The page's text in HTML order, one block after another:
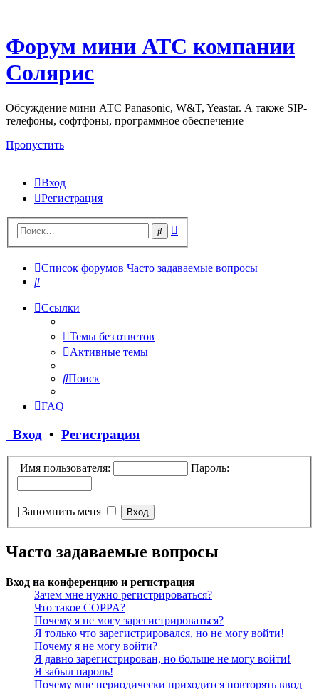
Форум мини АТС компании
Солярис
Обсуждение мини АТС Panasonic, W&T, Yeastar. А также SIP-
телефоны, софтфоны, программное обеспечение
Пропустить
Вход
Регистрация
Поиск
Список форумов Часто задаваемые вопросы
Поиск
Ссылки
Темы без ответов
Активные темы
Поиск
FAQ
Вход • Регистрация
Имя пользователя: Пароль:
| Запомнить меня
Часто задаваемые вопросы
Вход на конференцию и регистрация
Зачем мне нужно регистрироваться?
Что такое COPPA?
Почему я не могу зарегистрироваться?
Я только что зарегистрировался, но не могу войти!
Почему я не могу войти?
Я давно зарегистрирован, но больше не могу войти!
Я забыл пароль!
Почему мне периодически приходится повторять ввод